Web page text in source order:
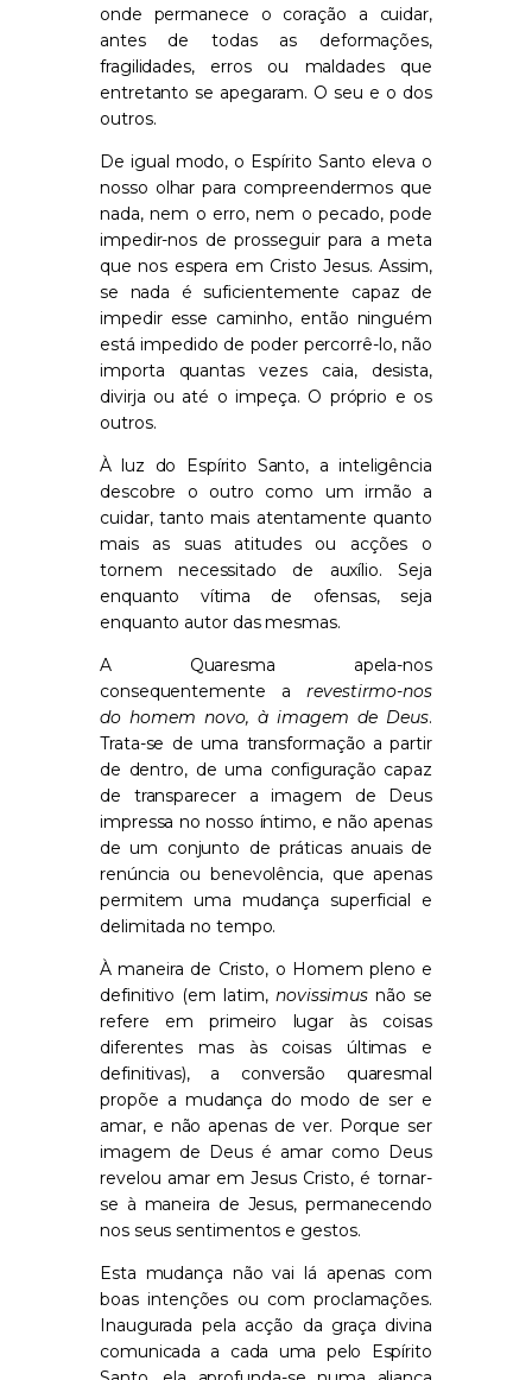
onde permanece o coração a cuidar,
antes de todas as deformações,
fragilidades, erros ou maldades que
entretanto se apegaram. O seu e o dos
outros.
De igual modo, o Espírito Santo eleva o
nosso olhar para compreendermos que
nada, nem o erro, nem o pecado, pode
impedir-nos de prosseguir para a meta
que nos espera em Cristo Jesus. Assim,
se nada é suficientemente capaz de
impedir esse caminho, então ninguém
está impedido de poder percorrê-lo, não
importa quantas vezes caia, desista,
divirja ou até o impeça. O próprio e os
outros.
À luz do Espírito Santo, a inteligência
descobre o outro como um irmão a
cuidar, tanto mais atentamente quanto
mais as suas atitudes ou acções o
tornem necessitado de auxílio. Seja
enquanto vítima de ofensas, seja
enquanto autor das mesmas.
A Quaresma apela-nos
consequentemente arevestirmo-nos
do homem novo, à imagem de Deus.
Trata-se de uma transformação a partir
de dentro, de uma configuração capaz
de transparecer a imagem de Deus
impressa no nosso íntimo, e não apenas
de um conjunto de práticas anuais de
renúncia ou benevolência, que apenas
permitem uma mudança superficial e
delimitada no tempo.
À maneira de Cristo, o Homem pleno e
definitivo (em latim, novissimus não se
refere em primeiro lugar às coisas
diferentes mas às coisas últimas e
definitivas), a conversão quaresmal
propõe a mudança do modo de ser e
amar, e não apenas de ver. Porque ser
imagem de Deus é amar como Deus
revelou amar em Jesus Cristo, é tornar-
se à maneira de Jesus, permanecendo
nos seus sentimentos e gestos.
Esta mudança não vai lá apenas com
boas intenções ou com proclamações.
Inaugurada pela acção da graça divina
comunicada a cada uma pelo Espírito